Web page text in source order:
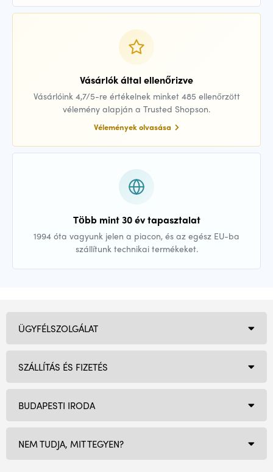
Vásárlók által ellenőrizve
Vásárlóink 4,7/5-re értékelnek minket 485 ellenőrzött
vélemény alapján a Trusted Shopson.
Vélemények olvasása
Több mint 30 év tapasztalat
1994 óta vagyunk jelen a piacon, és az egész EU-ba
szállítunk technikai termékeket.
BUDAPESTI IRODA
NEM TUDJA, MIT TEGYEN?
ÜGYFÉLSZOLGÁLAT
SZÁLLÍTÁS ÉS FIZETÉS